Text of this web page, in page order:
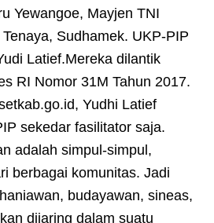
Yewangoe, Mayjen TNI
Sudhamek. UKP-PIP
Latief.Mereka dilantik
RI Nomor 31M Tahun 2017.
Yudhi Latief
sekedar fasilitator saja.
adalah simpul-simpul,
berbagai komunitas. Jadi
budayawan, sineas,
dijaring dalam suatu